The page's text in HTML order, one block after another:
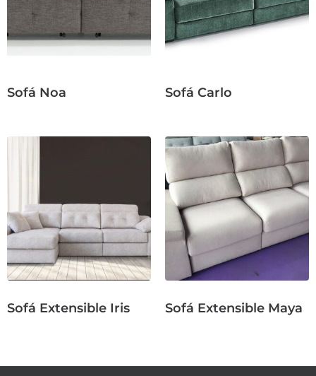
Sofá Noa Sofá Carlo
Sofá Extensible Iris Sofá Extensible Maya